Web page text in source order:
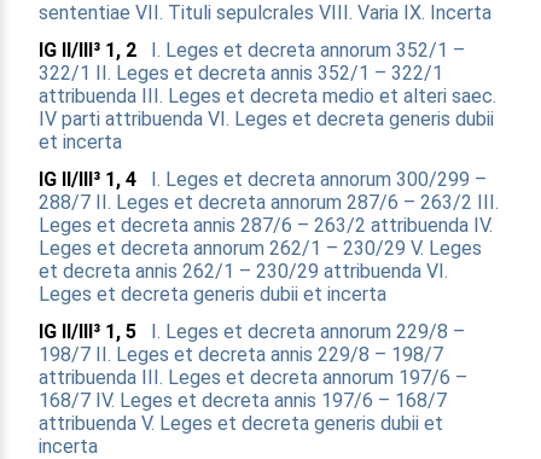
sententiae VII. Tituli sepulcrales VIII. Varia IX. Incerta
IG II/III³ 1, 2
I. Leges et decreta annorum 352/1 –
322/1 II. Leges et decreta annis 352/1 – 322/1
attribuenda III. Leges et decreta medio et alteri saec.
IV parti attribuenda VI. Leges et decreta generis dubii
et incerta
IG II/III³ 1, 4
I. Leges et decreta annorum 300/299 –
288/7 II. Leges et decreta annorum 287/6 – 263/2 III.
Leges et decreta annis 287/6 – 263/2 attribuenda IV.
Leges et decreta annorum 262/1 – 230/29 V. Leges
et decreta annis 262/1 – 230/29 attribuenda VI.
Leges et decreta generis dubii et incerta
IG II/III³ 1, 5
I. Leges et decreta annorum 229/8 –
198/7 II. Leges et decreta annis 229/8 – 198/7
attribuenda III. Leges et decreta annorum 197/6 –
168/7 IV. Leges et decreta annis 197/6 – 168/7
attribuenda V. Leges et decreta generis dubii et
incerta